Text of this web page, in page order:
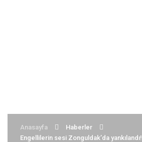
Anasayfa
Haberler
Engellilerin sesi Zonguldak’da yankılandı!